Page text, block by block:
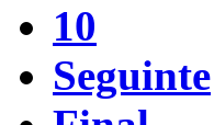
10
Seguinte